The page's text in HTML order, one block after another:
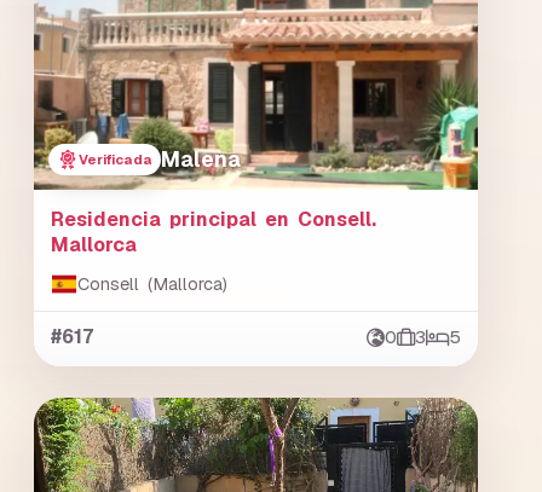
Verificada Malena
Residencia principal en Consell.
Mallorca
Consell (Mallorca)
#617 0 3 5